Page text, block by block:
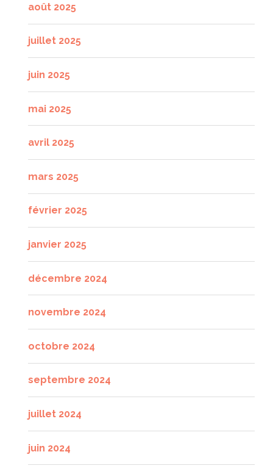
août 2025
juillet 2025
juin 2025
mai 2025
avril 2025
mars 2025
février 2025
janvier 2025
décembre 2024
novembre 2024
octobre 2024
septembre 2024
juillet 2024
juin 2024